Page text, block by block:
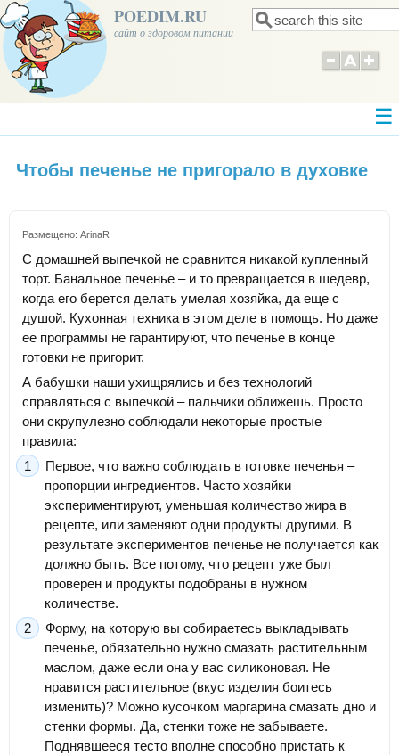
POEDIM.RU
сайт о здоровом питании Форма поиска
Поиск
Чтобы печенье не пригорало в духовке
Размещено: ArinaR
С домашней выпечкой не сравнится никакой купленный
торт. Банальное печенье – и то превращается в шедевр,
когда его берется делать умелая хозяйка, да еще с
душой. Кухонная техника в этом деле в помощь. Но даже
ее программы не гарантируют, что печенье в конце
готовки не пригорит.
А бабушки наши ухищрялись и без технологий
справляться с выпечкой – пальчики оближешь. Просто
они скрупулезно соблюдали некоторые простые
правила:
Первое, что важно соблюдать в готовке печенья –
пропорции ингредиентов. Часто хозяйки
экспериментируют, уменьшая количество жира в
рецепте, или заменяют одни продукты другими. В
результате экспериментов печенье не получается как
должно быть. Все потому, что рецепт уже был
проверен и продукты подобраны в нужном
количестве.
Форму, на которую вы собираетесь выкладывать
печенье, обязательно нужно смазать растительным
маслом, даже если она у вас силиконовая. Не
нравится растительное (вкус изделия боитесь
изменить)? Можно кусочком маргарина смазать дно и
стенки формы. Да, стенки тоже не забываете.
Поднявшееся тесто вполне способно пристать к